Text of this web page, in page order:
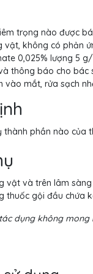
trọng nào được
vật, không có phản
0,025% lượng 5
thông báo cho
vào mắt, rửa sạch
phần nào của
vật và trên lâm
thuốc gội đầu chứa
dụng không